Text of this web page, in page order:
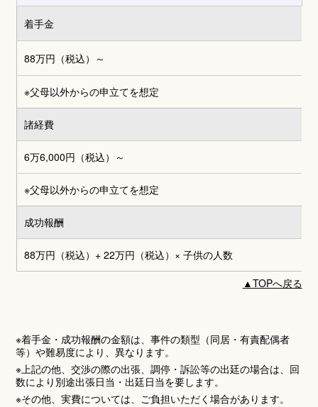
着手金
88万円（税込）～
※父母以外からの申立てを想定
諸経費
6万6,000円 （税込）～
※父母以外からの申立てを想定
成功報酬
88万円（税込）+ 22万円（税込） × 子供の人数
▲TOPへ戻る
※着手金・成功報酬の金額は、事件の類型（同居・有責配偶者
等）や難易度により、異なります。
※上記の他、交渉の際の出張、調停・訴訟等の出廷の場合は、回
数により別途出張日当・出廷日当を要します。
※その他、実費については、ご負担いただく場合があります。